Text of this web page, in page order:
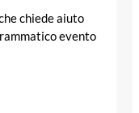
chiede aiuto
evento